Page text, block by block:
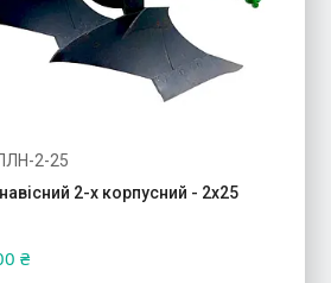
2-25
2-х корпусний - 2х25
₴